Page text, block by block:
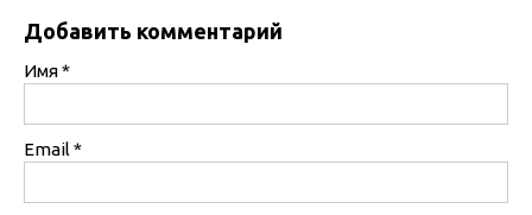
Добавить комментарий
Имя*
Email *